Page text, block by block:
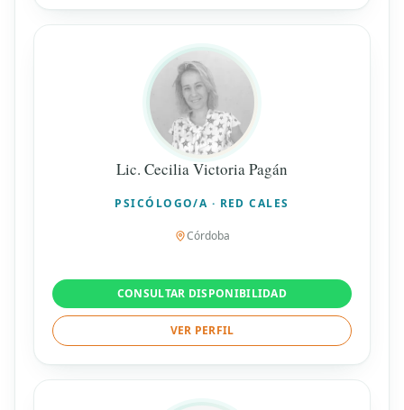
Lic. Cecilia Victoria Pagán
PSICÓLOGO/A · RED CALES
Córdoba
CONSULTAR DISPONIBILIDAD
VER PERFIL